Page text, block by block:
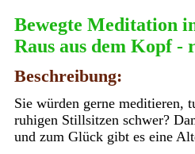
Bewegte Meditation
Raus aus dem Kopf -
Beschreibung:
Sie würden gerne meditieren,
ruhigen Stillsitzen schwer?
und zum Glück gibt es eine